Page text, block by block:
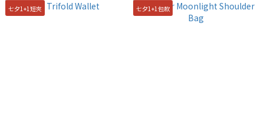
七夕1+1短夾 七夕1+1包款